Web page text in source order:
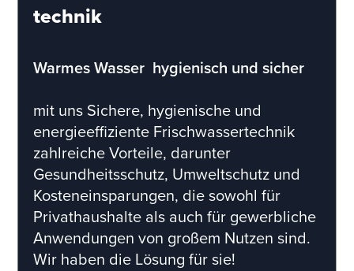
technik
Warmes Wasser  hygienisch und sicher
mit uns Sichere, hygienische und
energieeffiziente Frischwassertechnik
zahlreiche Vorteile, darunter
Gesundheitsschutz, Umweltschutz und
Kosteneinsparungen, die sowohl für
Privathaushalte als auch für gewerbliche
Anwendungen von großem Nutzen sind.
Wir haben die Lösung für sie!